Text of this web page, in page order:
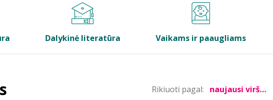
Dalykinė literatūra Vaikams ir paaugliams
Rikiuoti pagal: